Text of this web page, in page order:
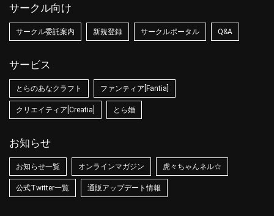
サークル向け
サークル委託案内 新規登録 サークルポータル Q&A
サービス
とらのあなクラフト ファンティア[Fantia]
クリエイティア[Creatia] とら婚
お知らせ
お知らせ一覧 オンラインマガジン 虎々ちゃんネル☆
公式Twitter一覧 通販アップデート情報